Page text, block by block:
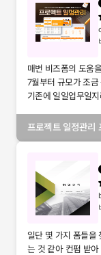
매번 비즈폼의 도움
7월부터 규모가 조
기존에 일일업무일
프로젝트 일정관리
일단 몇 가지 폼들을
는 것 같아 컨펌 받